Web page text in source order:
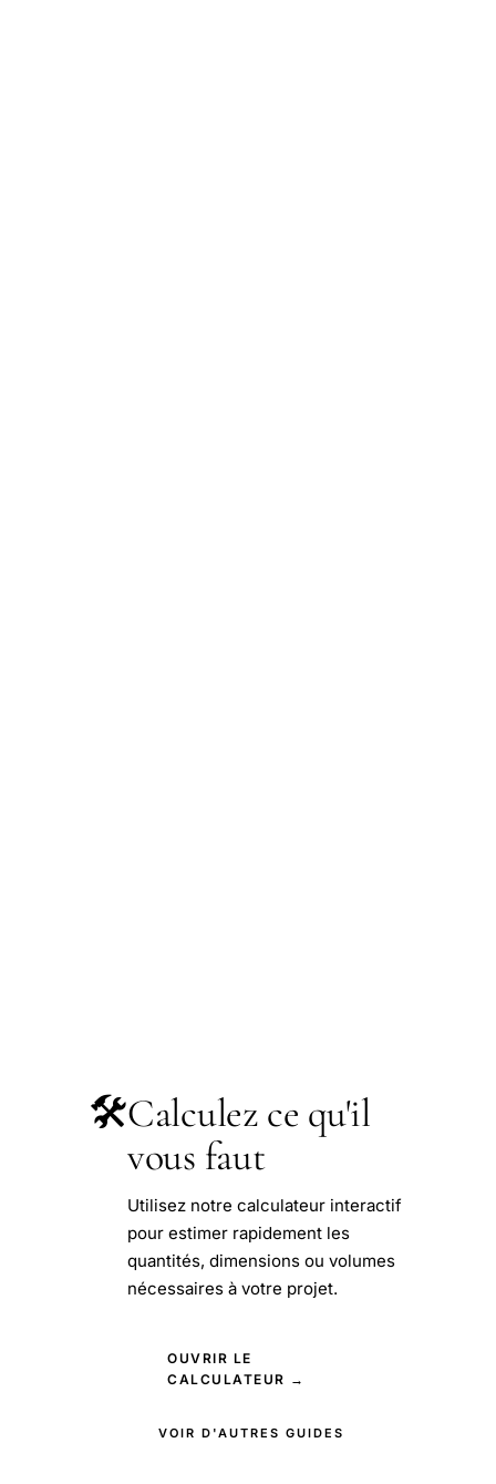
🛠️Calculez ce qu'il
vous faut
Utilisez notre calculateur interactif
pour estimer rapidement les
quantités, dimensions ou volumes
nécessaires à votre projet.
OUVRIR LE
CALCULATEUR →
VOIR D'AUTRES GUIDES